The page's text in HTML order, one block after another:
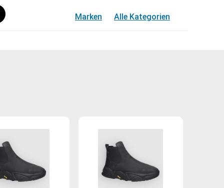
Marken Alle Kategorien